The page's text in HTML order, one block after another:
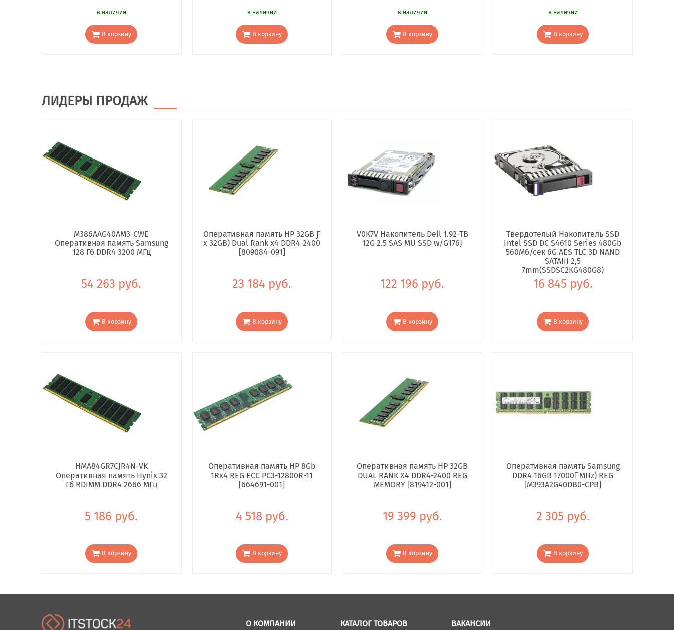
в наличии
В корзину
в наличии
В корзину
в наличии
В корзину
в наличии
В корзину
ЛИДЕРЫ ПРОДАЖ
M386AAG40AM3-CWE
Оперативная память Samsung
128 Гб DDR4 3200 МГц
54 263 руб.
В корзину
Оперативная память HP 32GB Ƒ
x 32GB) Dual Rank x4 DDR4-2400
[809084-091]
23 184 руб.
В корзину
V0K7V Накопитель Dell 1.92-TB
12G 2.5 SAS MU SSD w/G176J
122 196 руб.
В корзину
Твердотелый Накопитель SSD
Intel SSD DC S4610 Series 480Gb
560Мб/сек 6G AES TLC 3D NAND
SATAIII 2,5
7mm(SSDSC2KG480G8)
16 845 руб.
В корзину
HMA84GR7CJR4N-VK
Оперативная память Hynix 32
Гб RDIMM DDR4 2666 МГц
5 186 руб.
В корзину
Оперативная память HP 8Gb
1Rx4 REG ECC PC3-12800R-11
[664691-001]
4 518 руб.
В корзину
Оперативная память HP 32GB
DUAL RANK X4 DDR4-2400 REG
MEMORY [819412-001]
19 399 руб.
В корзину
Оперативная память Samsung
DDR4 16GB 17000񢋕MHz) REG
[M393A2G40DB0-CPB]
2 305 руб.
В корзину
О КОМПАНИИ КАТАЛОГ ТОВАРОВ ВАКАНСИИ